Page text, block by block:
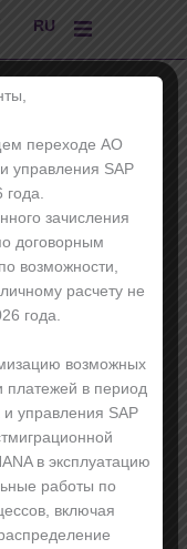
RU
KK
переходе АО
управления SAP
зачисления
договорным
возможности,
расчету не
года.
возможных
платежей в период
управления SAP
в эксплуатацию
работы по
включая